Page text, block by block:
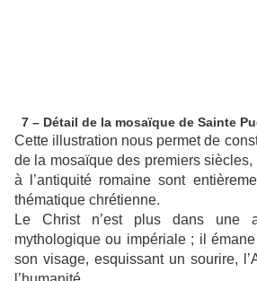
7 – Détail de la mosaïque de Sainte
Cette illustration nous permet de
de la mosaïque des premiers siècles,
à l’antiquité romaine sont
thématique chrétienne.
Le Christ n’est plus dans une
mythologique ou impériale ; il
son visage, esquissant un sourire,